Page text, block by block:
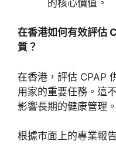
的核心價值。
在香港如何有效評估
質？
在香港，評估 CPAP
用家的重要任務。這
影響長期的健康管理。
根據市面上的專業報